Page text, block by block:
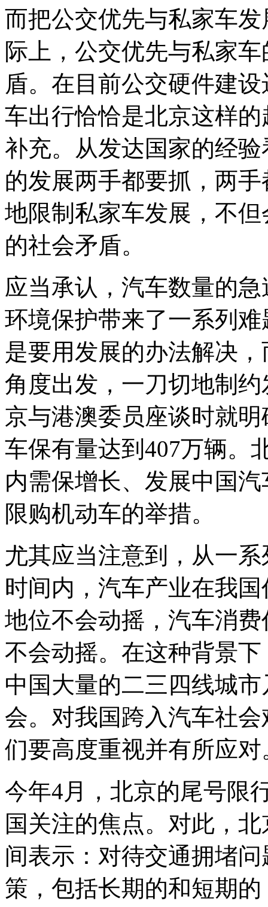
而把公交优先与私家车
际上，公交优先与私家
盾。在目前公交硬件建
车出行恰恰是北京这样
补充。从发达国家的经
的发展两手都要抓，两
地限制私家车发展，不
的社会矛盾。
应当承认，汽车数量的
环境保护带来了一系列
是要用发展的办法解决
角度出发，一刀切地制
京与港澳委员座谈时就
车保有量达到407万辆。
内需保增长、发展中国
限购机动车的举措。
尤其应当注意到，从一
时间内，汽车产业在我
地位不会动摇，汽车消
不会动摇。在这种背景
中国大量的二三四线城
会。对我国跨入汽车社
们要高度重视并有所应对
今年4月，北京的尾号限
国关注的焦点。对此，
间表示：对待交通拥堵
策，包括长期的和短期